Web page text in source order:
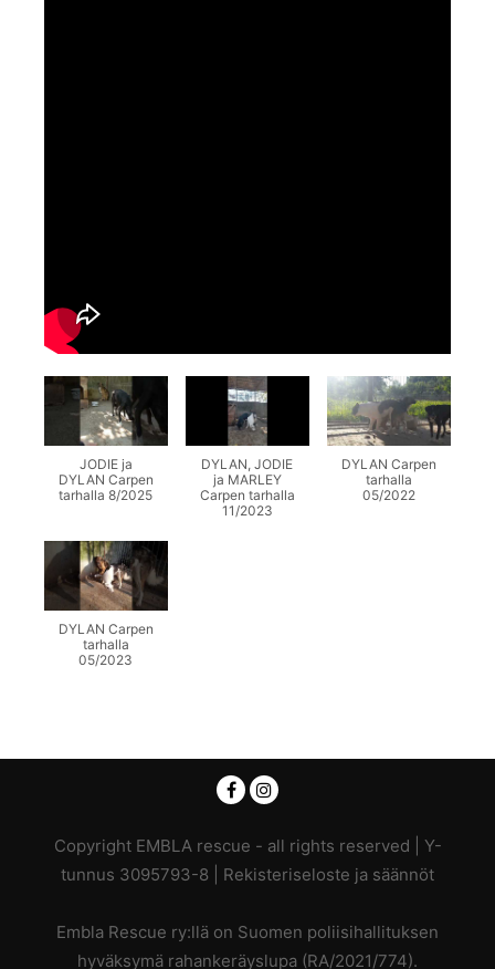
JODIE ja
DYLAN Carpen
tarhalla 8/2025
DYLAN, JODIE
ja MARLEY
Carpen tarhalla
11/2023
DYLAN Carpen
tarhalla
05/2022
DYLAN Carpen
tarhalla
05/2023
Copyright EMBLA rescue - all rights reserved | Y-
tunnus 3095793-8 | Rekisteriseloste ja säännöt
Embla Rescue ry:llä on Suomen poliisihallituksen
hyväksymä rahankeräyslupa (RA/2021/774).